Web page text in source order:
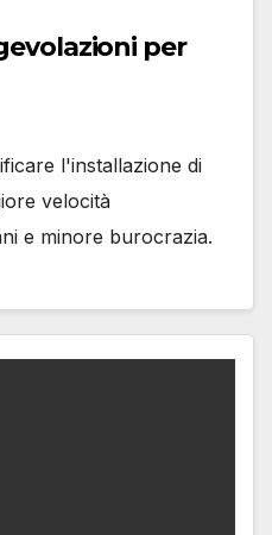
per
l'installazione di
velocità
e minore burocrazia.